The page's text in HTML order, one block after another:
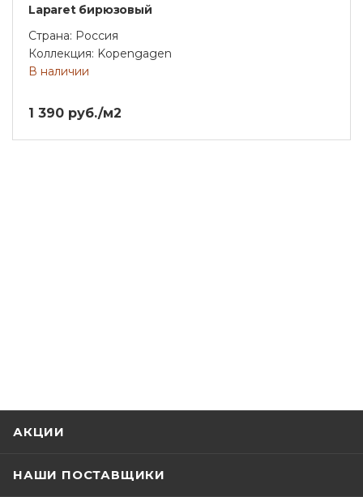
Laparet бирюзовый
Страна: Россия
Коллекция: Kopengagen
В наличии
1 390 руб./м2
АКЦИИ
НАШИ ПОСТАВЩИКИ